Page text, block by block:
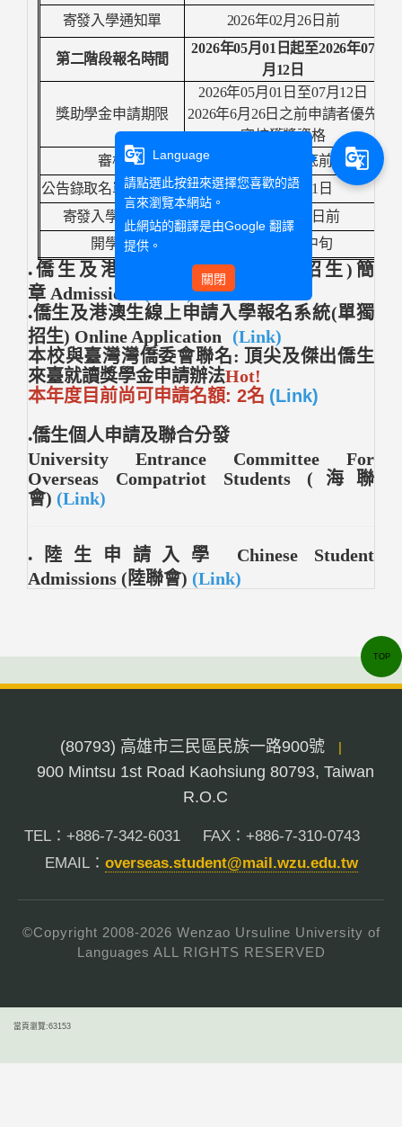
寄發入學通知單 2026年02月 26日前
第二階段報名時間
2026年05月 01 日起至2026年07
月 12 日
獎助學金申請期限
2026年05月 01 日至07月 12 日
2026年6月 26日之前申請者優先
審核獲獎資格
審核
月底前
公告錄取名單（放榜）
2026年08月 21 日
寄發入學通知單
08 月
日前
開學日
月中旬
● 僑生及港澳生入學申請(單獨招生)簡
章 Admissions (Link)
●僑生及港澳生線上申請入學報名系統(單獨
招生) Online Application
(Link)
本校與臺灣灣僑委會聯名: 頂尖及傑出僑生
來臺就讀獎學金申請辦法Hot!
本年度目前尚可申請名額: 2名 (Link)
●僑生個人申請及聯合分發
University Entrance Committee For
Overseas Compatriot Students
(海聯
會) (Link)
● 陸生申請入學 Chinese
Student
Admissions (陸聯會) (Link)
(80793) 高雄市三民區民族一路900號 |
900 Mintsu 1st Road Kaohsiung 80793, Taiwan
R.O.C
TEL：+886-7-342-6031
FAX：+886-7-310-0743
EMAIL： overseas.student@mail.wzu.edu.tw
©Copyright 2008-2026 Wenzao Ursuline University of
Languages ALL RIGHTS RESERVED
當頁瀏覽:63153
TOP
g_translate
Language
請點選此按鈕來選擇您喜歡的語
言來瀏覽本網站。
此網站的翻譯是由Google 翻譯
提供。
關閉
g_translate